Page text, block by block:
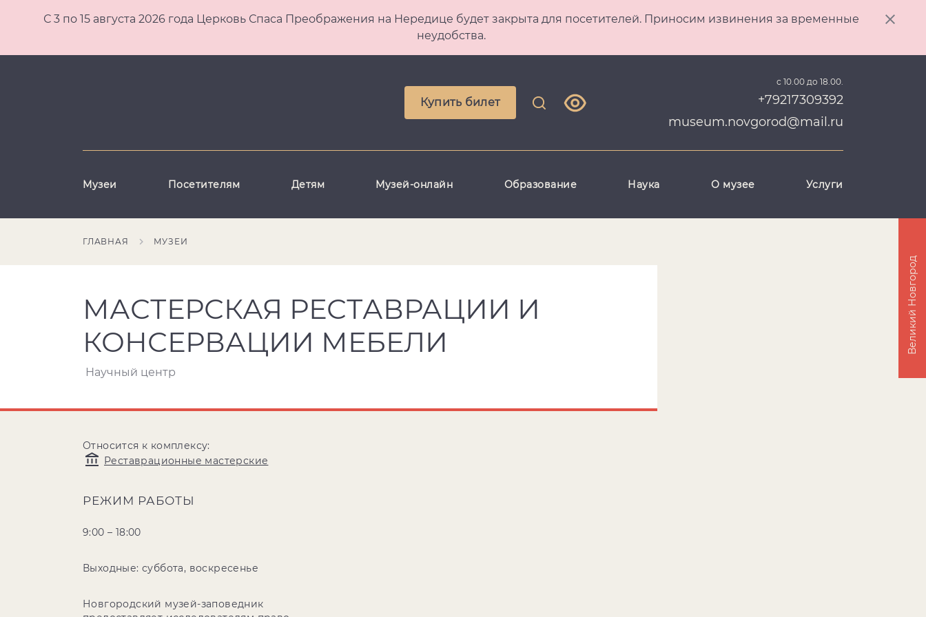
С 3 по 15 августа 2026 года Церковь Спаса Преображения на Нередице будет закрыта для посетителей. Приносим извинения за временные
неудобства.
Купить билет
с 10.00 до 18.00.
+79217309392
museum.novgorod@mail.ru
Музеи Посетителям Детям Музей-онлайн Образование Наука О музее Услуги
ГЛАВНАЯ МУЗЕИ
МАСТЕРСКАЯ РЕСТАВРАЦИИ И
КОНСЕРВАЦИИ МЕБЕЛИ
Научный центр
Относится к комплексу:
Реставрационные мастерские
РЕЖИМ РАБОТЫ
9:00 – 18:00
Выходные: суббота, воскресенье
Новгородский музей-заповедник
Великий Новгород